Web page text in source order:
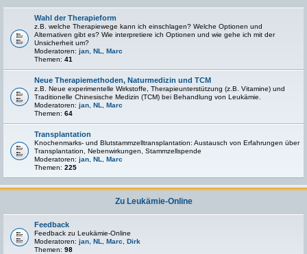
Wahl der Therapieform
z.B. welche Therapiewege kann ich einschlagen? Welche Optionen und
Alternativen gibt es? Wie interpretiere ich Optionen und wie gehe ich mit der
Unsicherheit um?
Moderatoren: jan NL
Marc
Themen: 41
Neue Therapiemethoden, Naturmedizin und TCM
z.B. Neue experimentelle Wirkstoffe, Therapieunterstützung (z.B. Vitamine) und
Traditionelle Chinesische Medizin (TCM) bei Behandlung von Leukämie.
Moderatoren: jan NL
Marc
Themen: 64
Transplantation
Knochenmarks- und Blutstammzelltransplantation: Austausch von Erfahrungen über
Transplantation, Nebenwirkungen, Stammzellspende
Moderatoren: jan NL
Marc
Themen: 225
Zu Leukämie-Online
Feedback
Feedback zu Leukämie-Online
Moderatoren: jan NL Marc
Dirk
Themen: 98